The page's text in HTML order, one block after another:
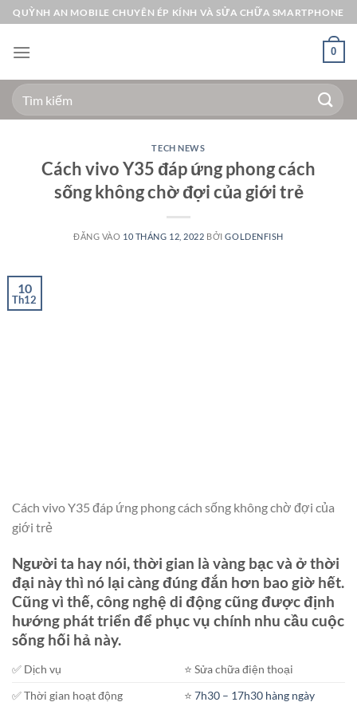
Bỏ
qua
nội
QUỲNH AN MOBILE CHUYÊN ÉP KÍNH VÀ SỬA CHỮA SMARTPHONE
0
Tìm
kiếm:
TECH NEWS
Cách vivo Y35 đáp ứng phong cách
sống không chờ đợi của giới trẻ
ĐĂNG VÀO 10 THÁNG 12, 2022 BỞIGOLDENFISH
10
Th12
Cách vivo Y35 đáp ứng phong cách sống không chờ đợi của
giới trẻ
Người ta hay nói, thời gian là vàng bạc và ở thời
đại này thì nó lại càng đúng đắn hơn bao giờ hết.
Cũng vì thế, công nghệ di động cũng được định
hướng phát triển để phục vụ chính nhu cầu cuộc
sống hối hả này.
✅ Dịch vụ
⭐️ Sửa chữa điện thoại
✅ Thời gian hoạt động
⭐️7h30 – 17h30 hàng ngày